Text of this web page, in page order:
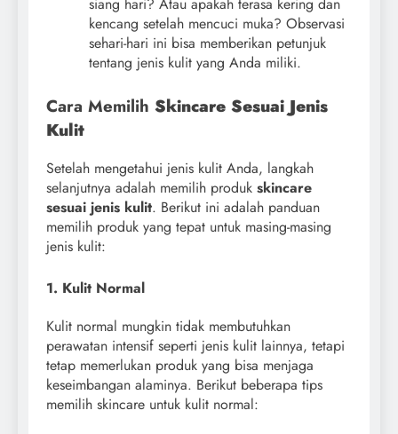
siang hari? Atau apakah terasa kering dan
kencang setelah mencuci muka? Observasi
sehari-hari ini bisa memberikan petunjuk
tentang jenis kulit yang Anda miliki.
Cara Memilih Skincare Sesuai Jenis
Kulit
Setelah mengetahui jenis kulit Anda, langkah
selanjutnya adalah memilih produk skincare
sesuai jenis kulit. Berikut ini adalah panduan
memilih produk yang tepat untuk masing-masing
jenis kulit:
1. Kulit Normal
Kulit normal mungkin tidak membutuhkan
perawatan intensif seperti jenis kulit lainnya, tetapi
tetap memerlukan produk yang bisa menjaga
keseimbangan alaminya. Berikut beberapa tips
memilih skincare untuk kulit normal: